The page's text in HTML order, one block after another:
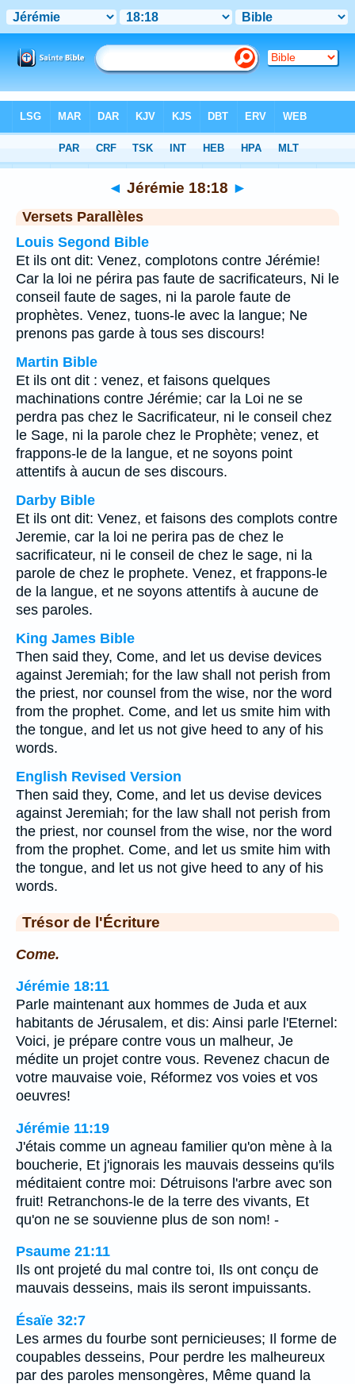
Chapitre 18 > Verset 18
◄ Jérémie 18:18 ►
Versets Parallèles
Louis Segond Bible
Et ils ont dit: Venez, complotons contre Jérémie!
Car la loi ne périra pas faute de sacrificateurs, Ni le
conseil faute de sages, ni la parole faute de
prophètes. Venez, tuons-le avec la langue; Ne
prenons pas garde à tous ses discours!
Martin Bible
Et ils ont dit : venez, et faisons quelques
machinations contre Jérémie; car la Loi ne se
perdra pas chez le Sacrificateur, ni le conseil chez
le Sage, ni la parole chez le Prophète; venez, et
frappons-le de la langue, et ne soyons point
attentifs à aucun de ses discours.
Darby Bible
Et ils ont dit: Venez, et faisons des complots contre
Jeremie, car la loi ne perira pas de chez le
sacrificateur, ni le conseil de chez le sage, ni la
parole de chez le prophete. Venez, et frappons-le
de la langue, et ne soyons attentifs à aucune de
ses paroles.
King James Bible
Then said they, Come, and let us devise devices
against Jeremiah; for the law shall not perish from
the priest, nor counsel from the wise, nor the word
from the prophet. Come, and let us smite him with
the tongue, and let us not give heed to any of his
words.
English Revised Version
Then said they, Come, and let us devise devices
against Jeremiah; for the law shall not perish from
the priest, nor counsel from the wise, nor the word
from the prophet. Come, and let us smite him with
the tongue, and let us not give heed to any of his
words.
Trésor de l'Écriture
Come.
Jérémie 18:11
Parle maintenant aux hommes de Juda et aux
habitants de Jérusalem, et dis: Ainsi parle l'Eternel:
Voici, je prépare contre vous un malheur, Je
médite un projet contre vous. Revenez chacun de
votre mauvaise voie, Réformez vos voies et vos
oeuvres!
Jérémie 11:19
J'étais comme un agneau familier qu'on mène à la
boucherie, Et j'ignorais les mauvais desseins qu'ils
méditaient contre moi: Détruisons l'arbre avec son
fruit! Retranchons-le de la terre des vivants, Et
qu'on ne se souvienne plus de son nom! -
Psaume 21:11
Ils ont projeté du mal contre toi, Ils ont conçu de
mauvais desseins, mais ils seront impuissants.
Ésaïe 32:7
Les armes du fourbe sont pernicieuses; Il forme de
coupables desseins, Pour perdre les malheureux
par des paroles mensongères, Même quand la